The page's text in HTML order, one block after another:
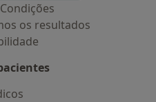
os resultados